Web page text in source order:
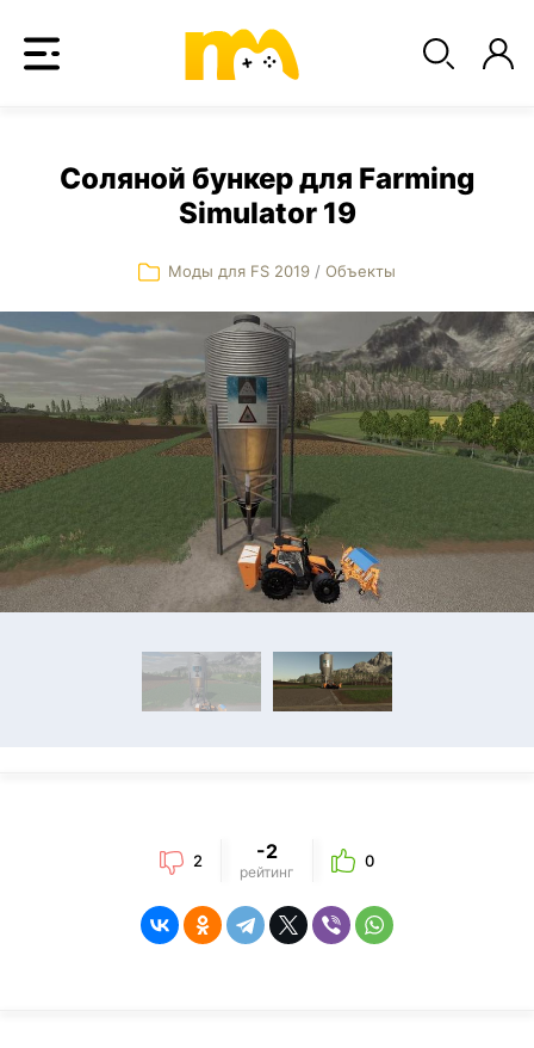
Соляной бункер для Farming
Simulator 19
Моды для FS 2019 / Объекты
2 -2
рейтинг
0